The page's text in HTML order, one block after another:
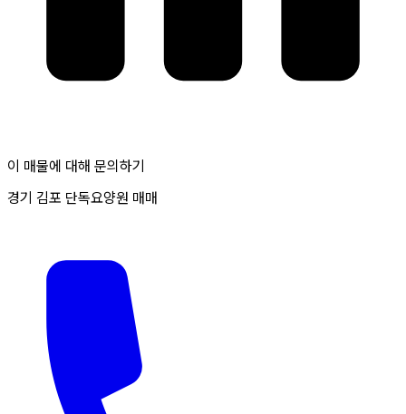
이 매물에 대해 문의하기
경기 김포 단독요양원 매매